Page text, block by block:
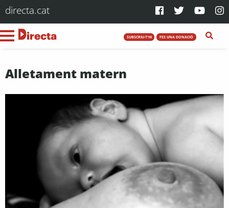
directa.cat
SUBSCRIU-T'HI FES UNA DONACIÓ
Alletament matern